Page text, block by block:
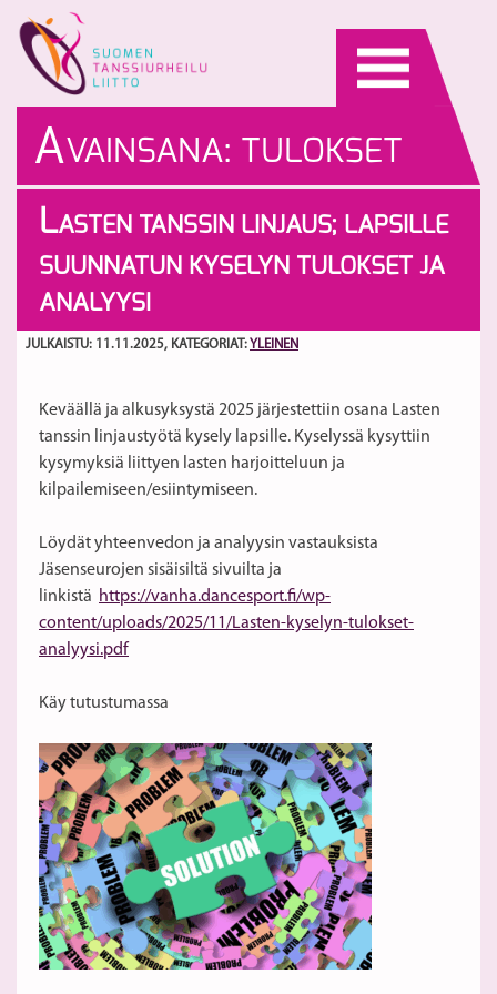
content
AVAINSANA: TULOKSET
JA ANALYYSI
LASTEN TANSSIN LINJAUS; LAPSILLE
SUUNNATUN KYSELYN TULOKSET JA
ANALYYSI
JULKAISTU: 11.11.2025, KATEGORIAT: YLEINEN
Keväällä ja alkusyksystä 2025 järjestettiin osana Lasten
tanssin linjaustyötä kysely lapsille. Kyselyssä kysyttiin
kysymyksiä liittyen lasten harjoitteluun ja
kilpailemiseen/esiintymiseen.
Löydät yhteenvedon ja analyysin vastauksista
Jäsenseurojen sisäisiltä sivuilta ja
linkistä https://vanha.dancesport.fi/wp-
content/uploads/2025/11/Lasten-kyselyn-tulokset-
analyysi.pdf
Käy tutustumassa